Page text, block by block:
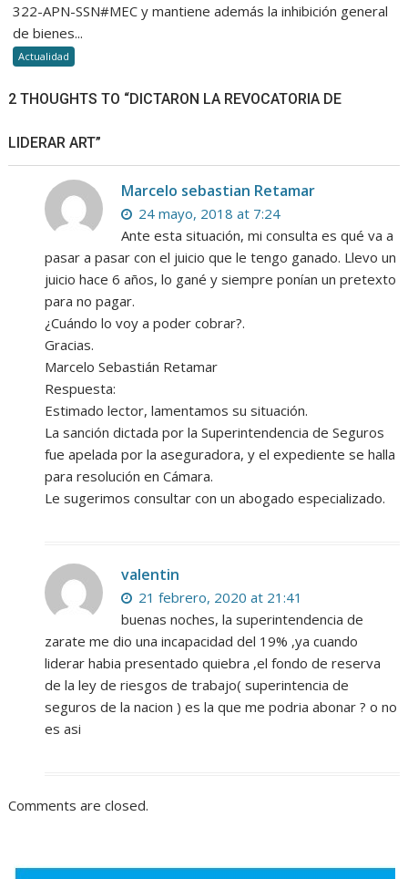
322-APN-SSN#MEC y mantiene además la inhibición general
de bienes...
Actualidad
2 THOUGHTS TO “DICTARON LA REVOCATORIA DE
LIDERAR ART”
Marcelo sebastian Retamar
24 mayo, 2018 at 7:24
Ante esta situación, mi consulta es qué va a
pasar a pasar con el juicio que le tengo ganado. Llevo un
juicio hace 6 años, lo gané y siempre ponían un pretexto
para no pagar.
¿Cuándo lo voy a poder cobrar?.
Gracias.
Marcelo Sebastián Retamar
Respuesta:
Estimado lector, lamentamos su situación.
La sanción dictada por la Superintendencia de Seguros
fue apelada por la aseguradora, y el expediente se halla
para resolución en Cámara.
Le sugerimos consultar con un abogado especializado.
valentin
21 febrero, 2020 at 21:41
buenas noches, la superintendencia de
zarate me dio una incapacidad del 19% ,ya cuando
liderar habia presentado quiebra ,el fondo de reserva
de la ley de riesgos de trabajo( superintencia de
seguros de la nacion ) es la que me podria abonar ? o no
es asi
Comments are closed.